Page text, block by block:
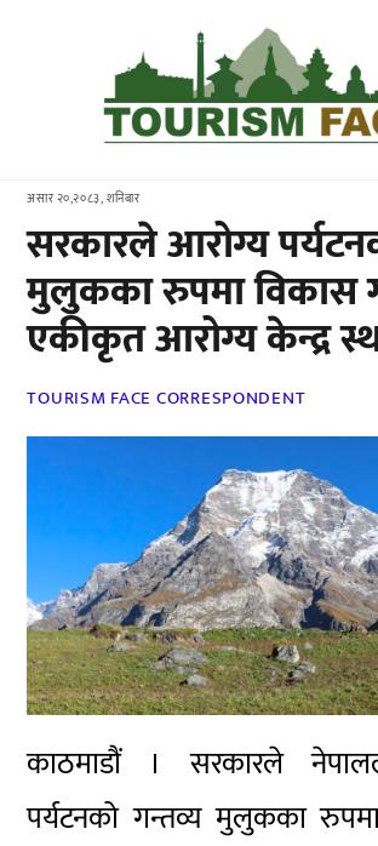
असार २०,२०८३, शनिबार
सरकारले आरोग्य
मुलुकका रुपमा विकास
एकीकृत आरोग्य केन्द्र
TOURISM FACE CORRESPONDENT
काठमाडौं । सरकारले
पर्यटनको गन्तव्य मुलुकका